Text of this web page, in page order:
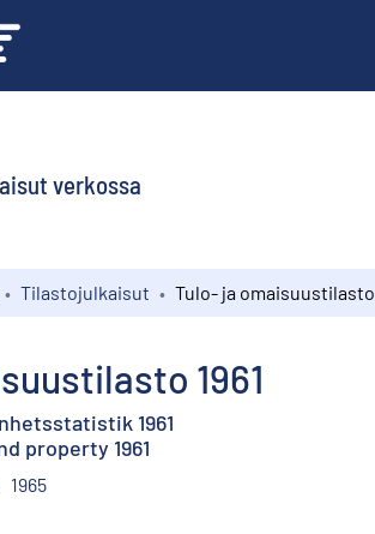
verkossa
Tilastojulkaisut Tulo- ja omaisuustilasto
1961
1961
property 1961
1965